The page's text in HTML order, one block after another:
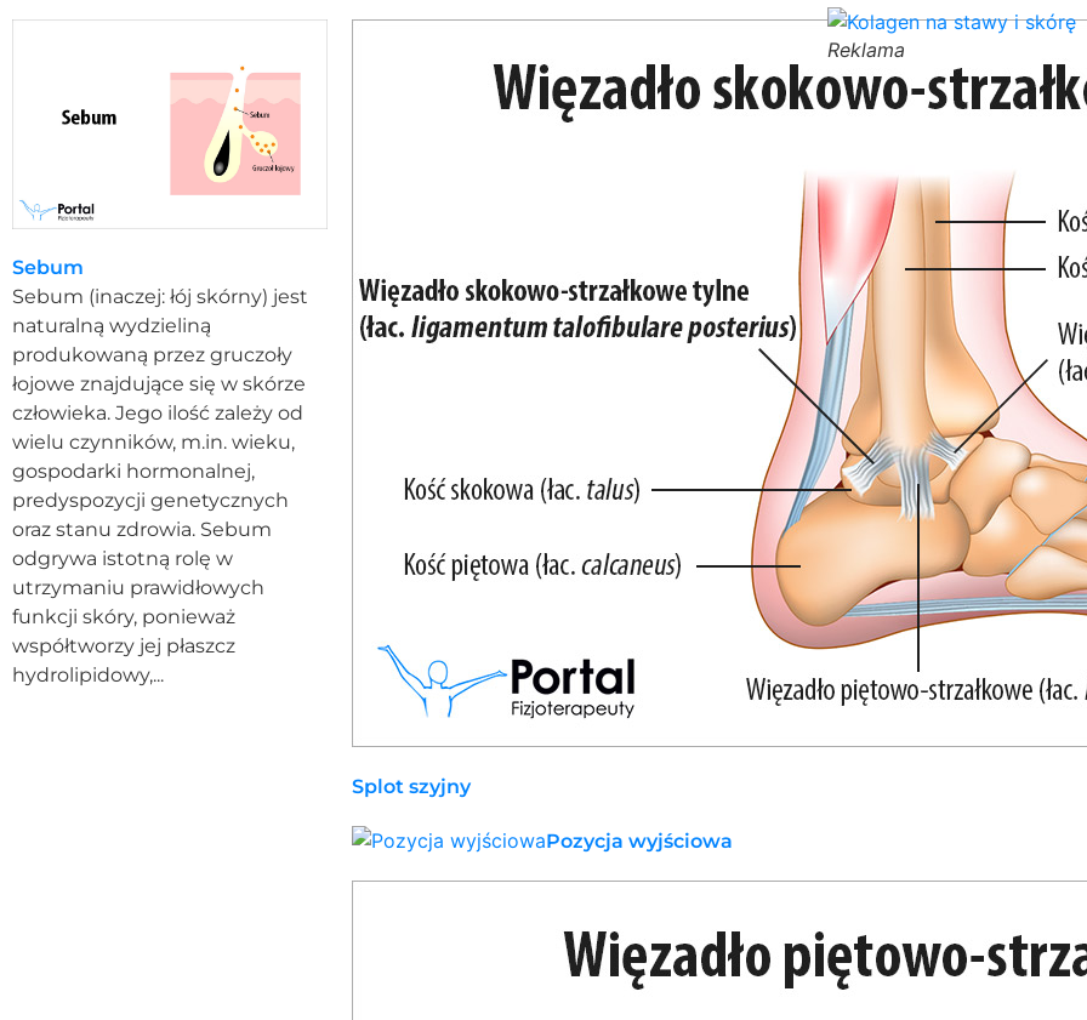
Sebum
Sebum (inaczej: łój skórny) jest
naturalną wydzieliną
produkowaną przez gruczoły
łojowe znajdujące się w skórze
człowieka. Jego ilość zależy od
wielu czynników, m.in. wieku,
gospodarki hormonalnej,
predyspozycji genetycznych
oraz stanu zdrowia. Sebum
odgrywa istotną rolę w
utrzymaniu prawidłowych
funkcji skóry, ponieważ
współtworzy jej płaszcz
hydrolipidowy,...
Splot szyjny
Pozycja wyjściowa
Reklama